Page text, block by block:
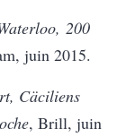
200
juin 2015.
Cäciliens
, Brill, juin